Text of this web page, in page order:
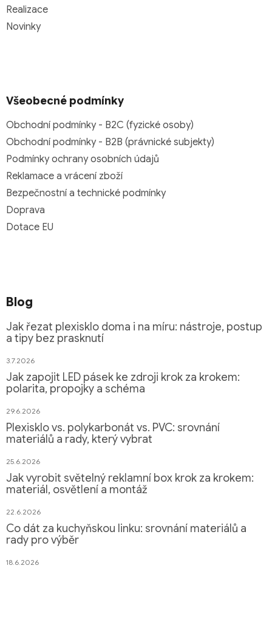
Realizace
Novinky
Všeobecné podmínky
Obchodní podmínky - B2C (fyzické osoby)
Obchodní podmínky - B2B (právnické subjekty)
Podmínky ochrany osobních údajů
Reklamace a vrácení zboží
Bezpečnostní a technické podmínky
Doprava
Dotace EU
Blog
Jak řezat plexisklo doma i na míru: nástroje, postup
a tipy bez prasknutí
3.7.2026
Jak zapojit LED pásek ke zdroji krok za krokem:
polarita, propojky a schéma
29.6.2026
Plexisklo vs. polykarbonát vs. PVC: srovnání
materiálů a rady, který vybrat
25.6.2026
Jak vyrobit světelný reklamní box krok za krokem:
materiál, osvětlení a montáž
22.6.2026
Co dát za kuchyňskou linku: srovnání materiálů a
rady pro výběr
18.6.2026